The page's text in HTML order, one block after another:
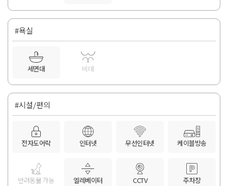
#욕실
세면대 비데
#시설/편의
전자도어락 인터넷 무선인터넷 케이블방송
반려동물 가능 엘레베이터 CCTV 주차장